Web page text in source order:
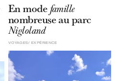
En mode famille
nombreuse au parc
Nigloland
EXPÉRIENCE
VOYAGES